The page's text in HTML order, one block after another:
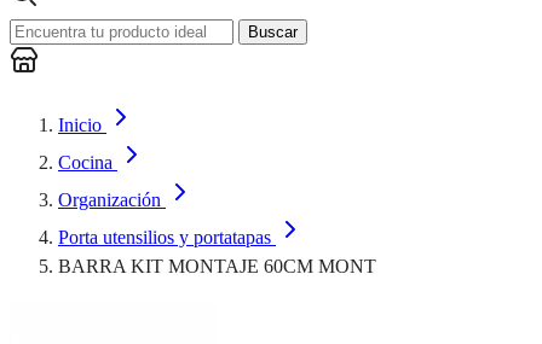
Buscar
Inicio
Cocina
Organización
Porta utensilios y portatapas
BARRA KIT MONTAJE 60CM MONT